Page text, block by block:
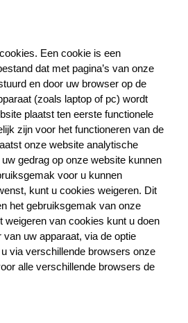
Een cookie is een
dat met pagina’s van onze
en door uw browser op de
(zoals laptop of pc) wordt
plaatst ten eerste functionele
zijn voor het functioneren van de
onze website analytische
gedrag op onze website kunnen
voor u kunnen
kunt u cookies weigeren. Dit
het gebruiksgemak van onze
weigeren van cookies kunt u doen
uw apparaat, via de optie
u via verschillende browsers onze
alle verschillende browsers de